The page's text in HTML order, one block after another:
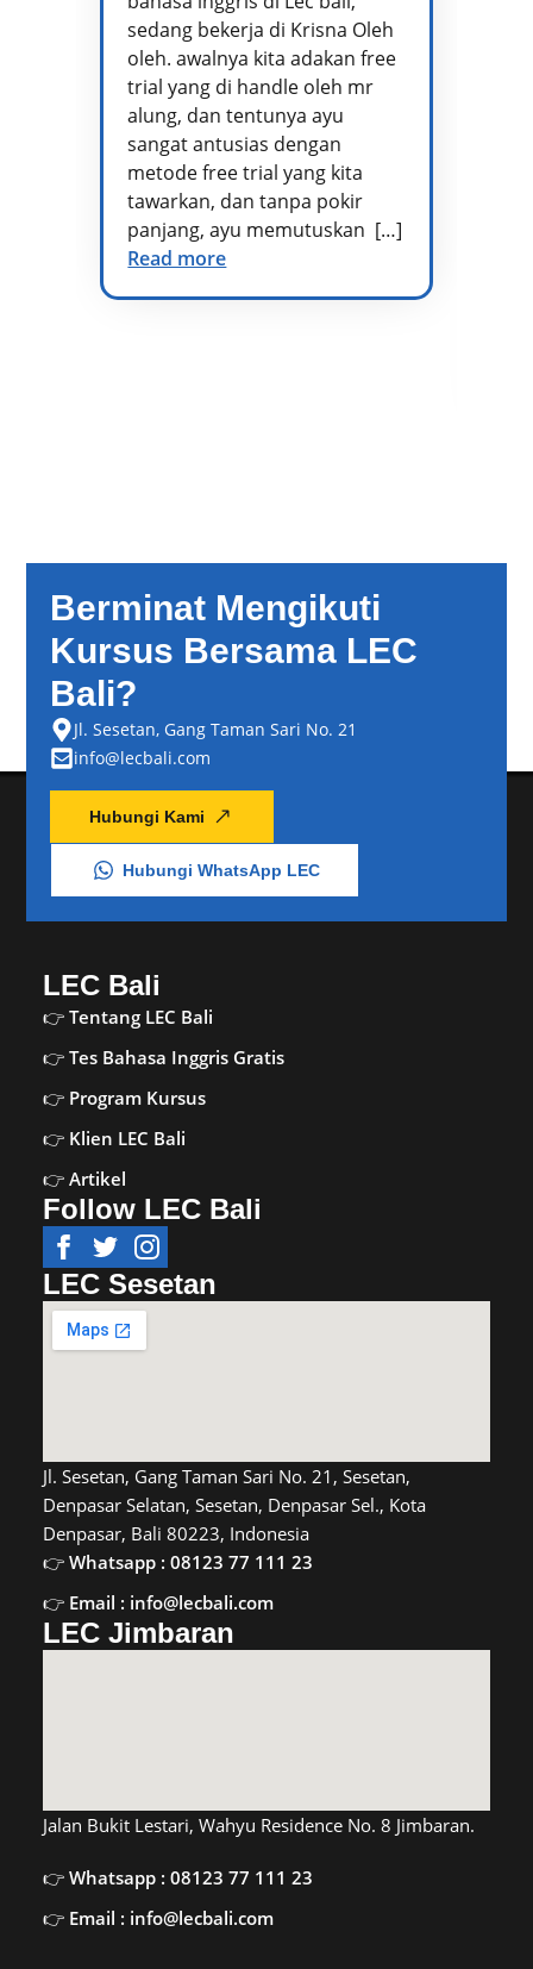
sedang bekerja di Krisna Oleh
oleh. awalnya kita adakan free
trial yang di handle oleh mr
alung, dan tentunya ayu
sangat antusias dengan
metode free trial yang kita
tawarkan, dan tanpa pokir
panjang, ayu memutuskan […]
Read more
Berminat Mengikuti
Kursus Bersama LEC
Bali?
Jl. Sesetan, Gang Taman Sari No. 21
info@lecbali.com
Hubungi Kami
Hubungi WhatsApp LEC
LEC Bali
Tentang LEC Bali
Tes Bahasa Inggris Gratis
Program Kursus
Klien LEC Bali
Artikel
Follow LEC Bali
LEC Sesetan
Jl. Sesetan, Gang Taman Sari No. 21, Sesetan,
Denpasar Selatan, Sesetan, Denpasar Sel., Kota
Denpasar, Bali 80223, Indonesia
Whatsapp : 08123 77 111 23
Email : info@lecbali.com
LEC Jimbaran
Jalan Bukit Lestari, Wahyu Residence No. 8 Jimbaran.
Whatsapp : 08123 77 111 23
Email : info@lecbali.com